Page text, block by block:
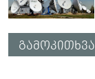
გამოკითხვა